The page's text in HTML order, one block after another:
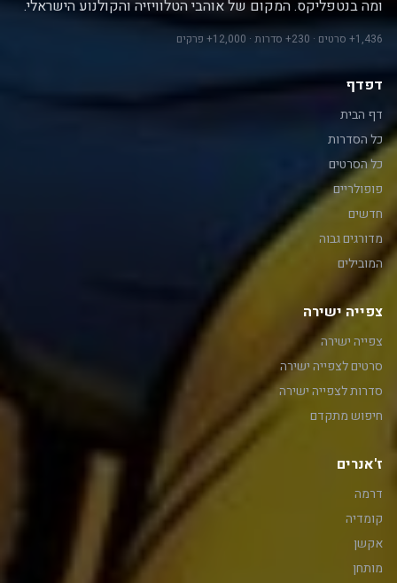
ומה בנטפליקס. המקום של אוהבי הטלוויזיה והקולנוע הישראלי.
1,436+ סרטים · 230+ סדרות · 12,000+ פרקים
דפדף
דף הבית
כל הסדרות
כל הסרטים
פופולריים
חדשים
מדורגים גבוה
המובילים
צפייה ישירה
צפייה ישירה
סרטים לצפייה ישירה
סדרות לצפייה ישירה
חיפוש מתקדם
ז'אנרים
דרמה
קומדיה
אקשן
מותחן